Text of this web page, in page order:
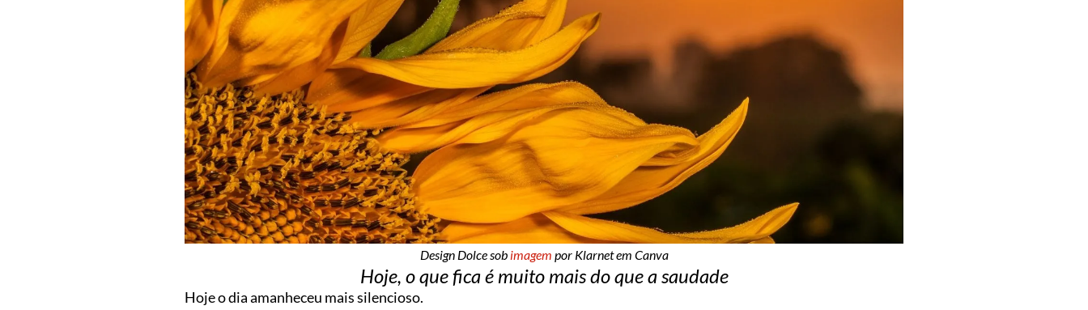
Design Dolce sob imagem por Klarnet em Canva
Hoje, o que fica é muito mais do que a saudade
Hoje o dia amanheceu mais silencioso.